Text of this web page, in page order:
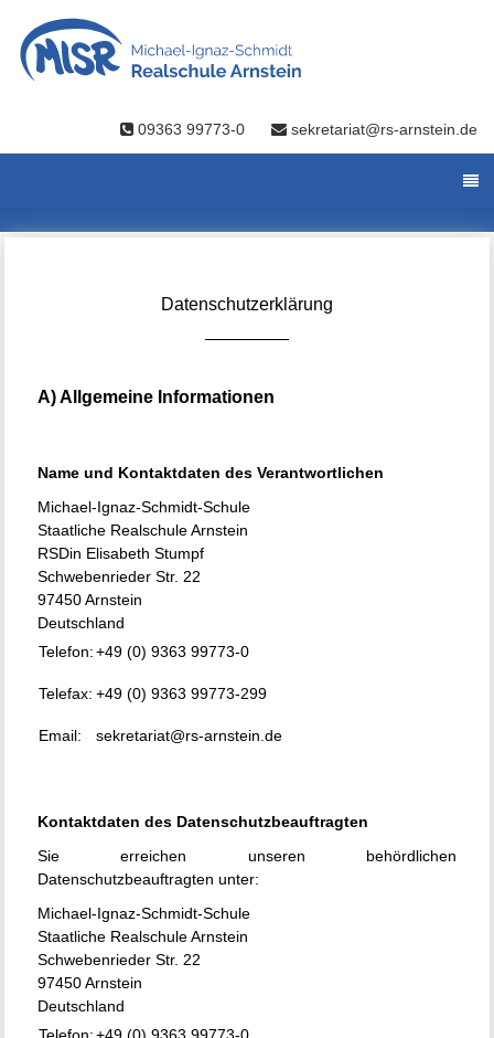
09363 99773-0 sekretariat@rs-arnstein.de
Datenschutzerklärung
A) Allgemeine Informationen
Name und Kontaktdaten des Verantwortlichen
Michael-Ignaz-Schmidt-Schule
Staatliche Realschule Arnstein
RSDin Elisabeth Stumpf
Schwebenrieder Str. 22
97450 Arnstein
Deutschland
Telefon: +49 (0) 9363 99773-0
Telefax: +49 (0) 9363 99773-299
Email: sekretariat@rs-arnstein.de
Kontaktdaten des Datenschutzbeauftragten
Sie erreichen unseren behördlichen
Datenschutzbeauftragten unter:
Michael-Ignaz-Schmidt-Schule
Staatliche Realschule Arnstein
Schwebenrieder Str. 22
97450 Arnstein
Deutschland